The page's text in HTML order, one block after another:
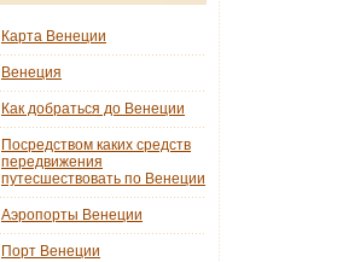
Карта Венеции
Венеция
Как добраться до Венеции
Посредством каких средств
передвижения
путесшествовать по Венеции
Аэропорты Венеции
Порт Венеции